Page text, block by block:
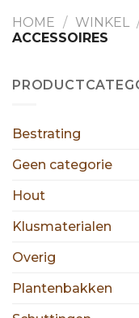
HOME / WINKEL
ACCESSOIRES
Bestrating
Geen categorie
Hout
Klusmaterialen
Overig
Plantenbakken